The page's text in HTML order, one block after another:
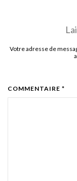
Votre adresse de
COMMENTAIRE *